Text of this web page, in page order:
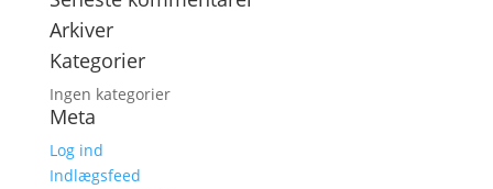
Arkiver
Kategorier
Ingen kategorier
Meta
Log ind
Indlægsfeed